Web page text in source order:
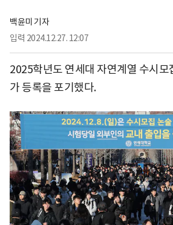
백윤미 기자
입력 2024.12.27. 12:07
2025학년도 연세대 자연계열 수시모
가 등록을 포기했다.